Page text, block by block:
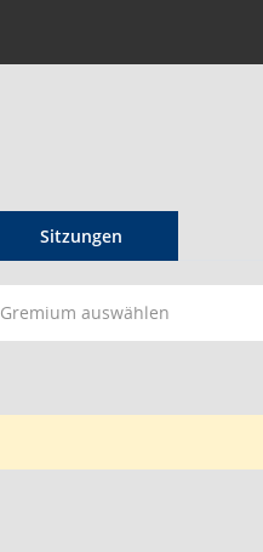
Sitzungen
Gremium auswählen